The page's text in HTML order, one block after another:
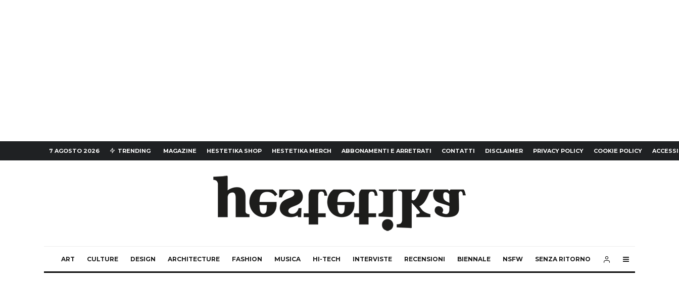
7 AGOSTO 2026 TRENDING MAGAZINE HESTETIKA SHOP HESTETIKA MERCH ABBONAMENTI E ARRETRATI CONTATTI DISCLAIMER PRIVACY POLICY COOKIE POLICY
ART CULTURE DESIGN ARCHITECTURE FASHION MUSICA HI-TECH INTERVISTE RECENSIONI BIENNALE NSFW SENZA RITORNO